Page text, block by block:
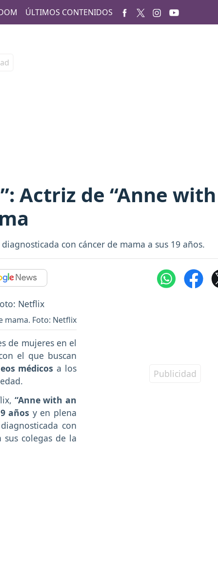
ÚLTIMOS CONTENIDOS
Actriz de “Anne
con cáncer de mama a sus 19 años.
mama. Foto: Netflix
de mujeres en el
el que buscan
médicos a los
“Anne with an
años y en plena
con
colegas de la